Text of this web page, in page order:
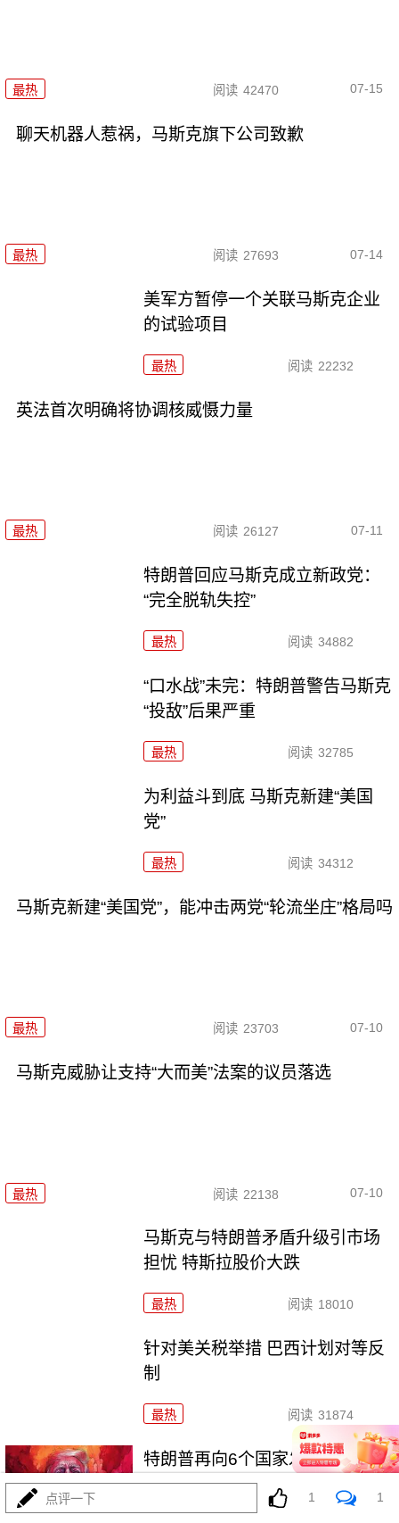
最热 阅读 42470 07-15
聊天机器人惹祸，马斯克旗下公司致歉
最热 阅读 27693 07-14
美军方暂停一个关联马斯克企业
的试验项目
最热 阅读 22232
英法首次明确将协调核威慑力量
最热 阅读 26127 07-11
特朗普回应马斯克成立新政党：
“完全脱轨失控”
最热 阅读 34882
“口水战”未完：特朗普警告马斯克
“投敌”后果严重
最热 阅读 32785
为利益斗到底 马斯克新建“美国
党”
最热 阅读 34312
马斯克新建“美国党”，能冲击两党“轮流坐庄”格局吗
最热 阅读 23703 07-10
马斯克威胁让支持“大而美”法案的议员落选
最热 阅读 22138 07-10
马斯克与特朗普矛盾升级引市场
担忧 特斯拉股价大跌
最热 阅读 18010
针对美关税举措 巴西计划对等反
制
最热 阅读 31874
特朗普再向6个国家发出关税信函
点评一下 1 1